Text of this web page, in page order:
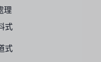
理
式
式